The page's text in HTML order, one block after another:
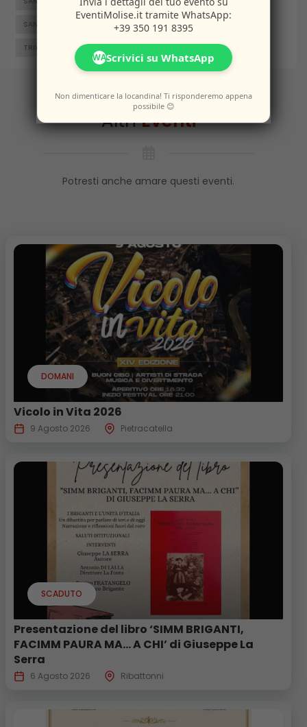
SANTA CROCE DI MAGLIANO SEPINO TERMOLI
TRIVENTO VENAFRO
AltriEventi
Potresti anche amare questi eventi.
DOMANI
Vicolo in Vita 2026
9 Agosto 2026 Pietracatella
SCADUTO
Presentazione del libro ‘SIMM BRIGANTI,
FACIMM PAURA MA… A CHI’ di Giuseppe La
Serra
6 Agosto 2026 Ribattonni
EventiMolise.it tramite WhatsApp:
+39 350 191 8395
WAScrivici su WhatsApp
Non dimenticare la locandina! Ti risponderemo appena
possibile 😊